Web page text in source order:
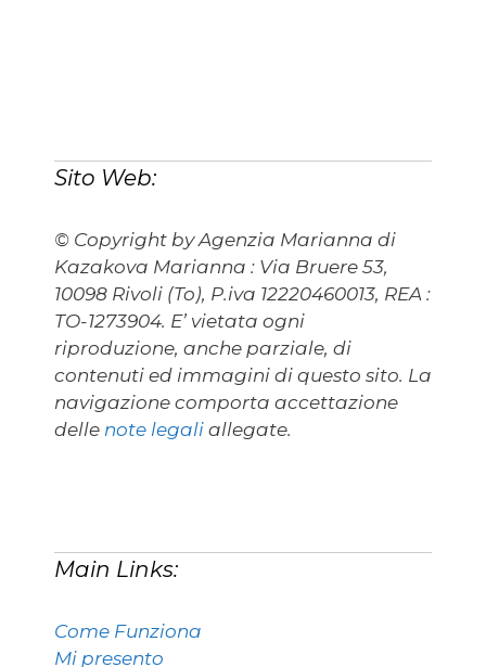
Sito Web:
© Copyright by Agenzia Marianna di
Kazakova Marianna : Via Bruere 53,
10098 Rivoli (To), P.iva 12220460013, REA :
TO-1273904. E’ vietata ogni
riproduzione, anche parziale, di
contenuti ed immagini di questo sito. La
navigazione comporta accettazione
delle note legali allegate.
Main Links:
Come Funziona
Mi presento